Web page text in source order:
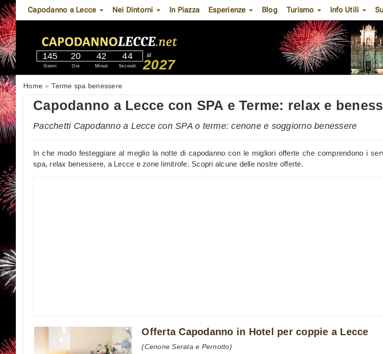
Capodanno a Lecce Nei Dintorni In Piazza Esperienze Blog Turismo Info Utili
145
Giorni
20
Ore
42
Minuti
43
Secondi
al
2027
Home Terme spa benessere
Capodanno a Lecce con SPA e Terme: relax e
Pacchetti Capodanno a Lecce con SPA o terme: cenone e soggiorno benessere
In che modo festeggiare al meglio la notte di capodanno con le migliori offerte che comprendono i
spa, relax benessere, a Lecce e zone limitrofe. Scopri alcune delle nostre offerte.
Offerta Capodanno in Hotel per coppie a Lecce
(Cenone Serata e Pernotto)